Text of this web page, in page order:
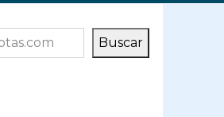
Buscar